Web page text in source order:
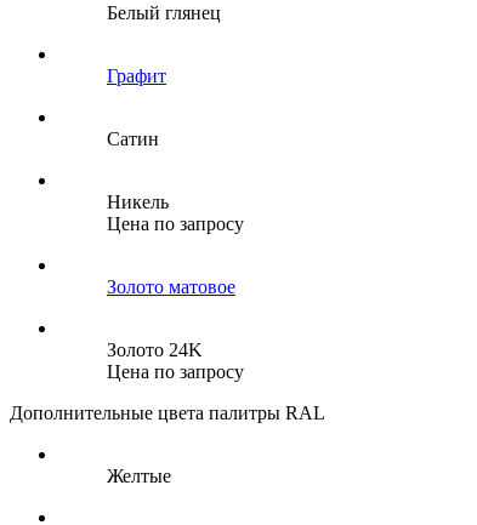
Белый глянец
Графит
Сатин
Никель
Цена по запросу
Золото матовое
Золото 24K
Цена по запросу
Дополнительные цвета палитры RAL
Желтые